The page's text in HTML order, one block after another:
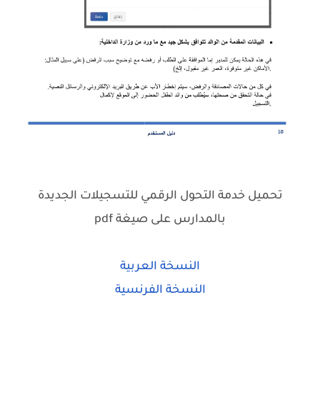
تحميل خدمة التحول الرقمي للتسجيلات الجديدة
بالمدارس على صيغة pdf
النسخة العربية
النسخة الفرنسية